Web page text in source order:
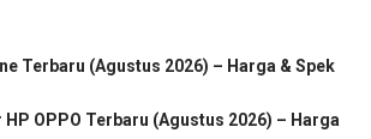
Terbaru (Agustus 2026) – Harga & Spek
HP OPPO Terbaru (Agustus 2026) – Harga